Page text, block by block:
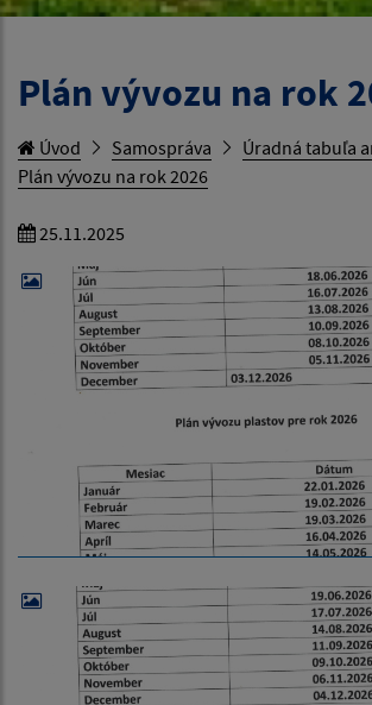
Plán vývozu na rok
Úvod Samospráva
Úradná tabuľa
Plán vývozu na rok 2026
25.11.2025